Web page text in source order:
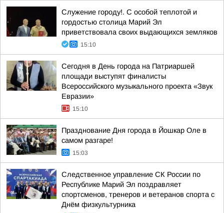
Служение городу!. С особой теплотой и
гордостью столица Марий Эл
приветствовала своих выдающихся земляков
15:10
Сегодня в День города на Патриаршей
площади выступят финалисты
Всероссийского музыкального проекта «Звук
Евразии»
15:10
Празднование Дня города в Йошкар Оле в
самом разгаре!
15:03
Следственное управление СК России по
Республике Марий Эл поздравляет
спортсменов, тренеров и ветеранов спорта с
Днём физкультурника